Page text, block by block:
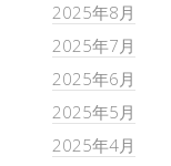
2025年8月
2025年7月
2025年6月
2025年5月
2025年4月